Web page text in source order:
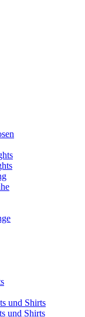
und Shirts
und Shirts